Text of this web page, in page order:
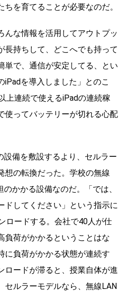
を育てることが必要なのだ。
んな情報を活用してアウトプッ
長持ちして、どこへでも持って
単で、通信が安定してる、とい
iPadを導入しました」とのこ
上連続で使えるiPadの連続稼
使ってバッテリーが切れる心配
設備を敷設するより、セルラー
想の転換だった。学校の無線
かかる設備なのだ。「では、
ドしてください」という指示に
ロードする。会社で40人が仕
負荷がかかるということはな
に負荷がかかる状態が連続す
ロードが滞ると、授業自体が進
セルラーモデルなら、無線LAN